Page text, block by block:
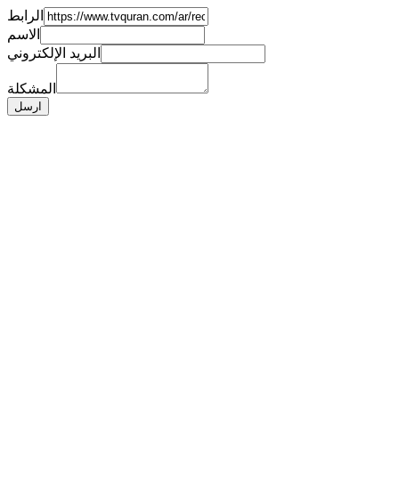
الرابط
الاسم
البريد الإلكتروني
المشكلة
ارسل